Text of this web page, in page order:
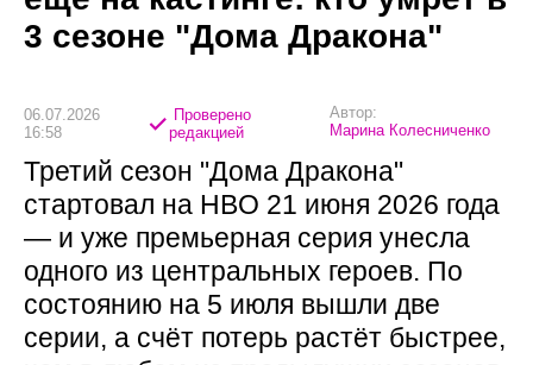
3 сезоне "Дома Дракона"
06.07.2026
16:58
Проверено
редакцией
Автор:
Марина Колесниченко
Третий сезон "Дома Дракона"
стартовал на HBO 21 июня 2026 года
— и уже премьерная серия унесла
одного из центральных героев. По
состоянию на 5 июля вышли две
серии, а счёт потерь растёт быстрее,